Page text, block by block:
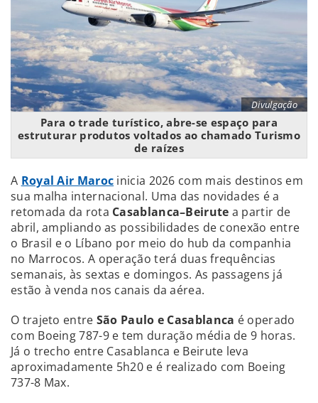
Divulgação
Para o trade turístico, abre-se espaço para
estruturar produtos voltados ao chamado Turismo
de raízes
A Royal Air Maroc inicia 2026 com mais destinos em
sua malha internacional. Uma das novidades é a
retomada da rota Casablanca–Beirute a partir de
abril, ampliando as possibilidades de conexão entre
o Brasil e o Líbano por meio do hub da companhia
no Marrocos. A operação terá duas frequências
semanais, às sextas e domingos. As passagens já
estão à venda nos canais da aérea.
O trajeto entre São Paulo e Casablanca é operado
com Boeing 787-9 e tem duração média de 9 horas.
Já o trecho entre Casablanca e Beirute leva
aproximadamente 5h20 e é realizado com Boeing
737-8 Max.